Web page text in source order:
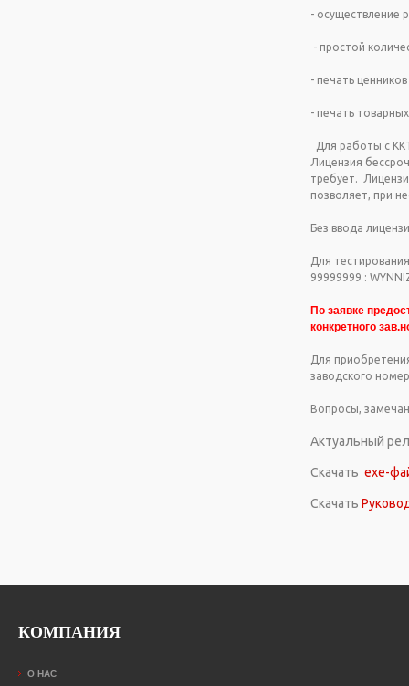
- осуществление
- простой
- печать
- печать
Для работы с
Лицензия
требует.
позволяет, при
Без ввода
Для
99999999 :
По заявке
конкретного
Для
заводского
Вопросы,
Актуальный
Скачать ехе-
Скачать
КОМПАНИЯ
О НАС